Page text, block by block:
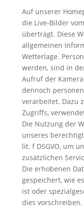
Auf unserer
die Live-Bilder
überträgt. Diese
allgemeinen
Wetterlage.
werden, sind in
Aufruf der
dennoch
verarbeitet. Dazu
Zugriffs,
Die Nutzung der
unseres
lit. f DSGVO, um
zusätzlichen
Die erhobenen
gespeichert, wie
ist oder
dies vorschreiben.